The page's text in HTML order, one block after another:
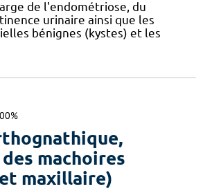
de l'endométriose, du
urinaire ainsi que les
bénignes (kystes) et les
machoires
maxillaire)